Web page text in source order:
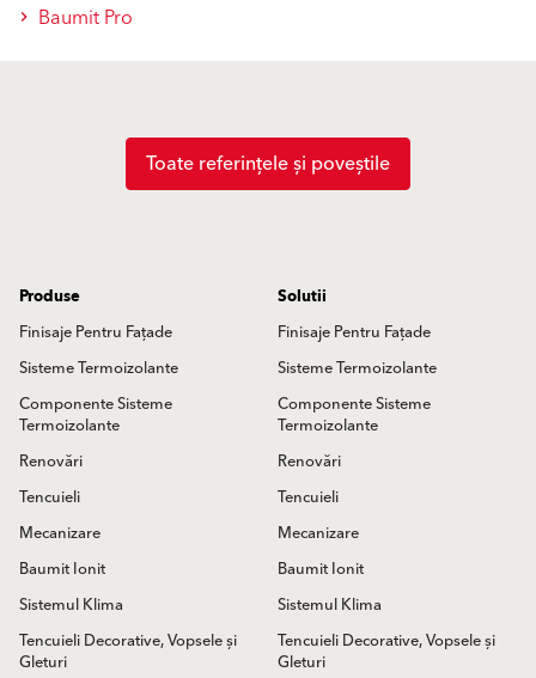
Baumit Pro
Toate referințele și poveștile
Produse
Finisaje Pentru Fațade
Sisteme Termoizolante
Componente Sisteme
Termoizolante
Renovări
Tencuieli
Mecanizare
Baumit Ionit
Sistemul Klima
Tencuieli Decorative, Vopsele și
Gleturi
Solutii
Finisaje Pentru Fațade
Sisteme Termoizolante
Componente Sisteme
Termoizolante
Renovări
Tencuieli
Mecanizare
Baumit Ionit
Sistemul Klima
Tencuieli Decorative, Vopsele și
Gleturi